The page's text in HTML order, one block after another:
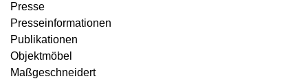
Presse
Presseinformationen
Publikationen
Objektmöbel
Maßgeschneidert